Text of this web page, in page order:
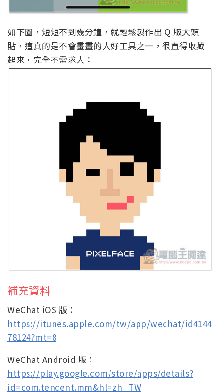
如下圖，短短不到幾分鐘，就輕鬆製作出 Q 版大頭
貼，這真的是不會畫畫的人好工具之一，很直得收藏
起來，完全不需求人：
補充資料
WeChat iOS 版：
https://itunes.apple.com/tw/app/wechat/id4144
78124?mt=8
WeChat Android 版：
https://play.google.com/store/apps/details?
id=com.tencent.mm&hl=zh_TW